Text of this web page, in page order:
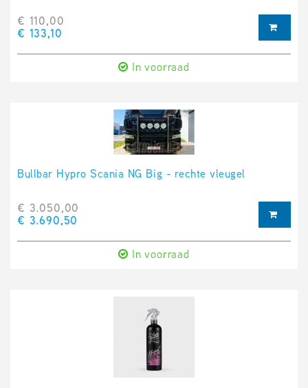
€ 110,00
€ 133,10
In voorraad
Bullbar Hypro Scania NG Big - rechte vleugel
€ 3.050,00
€ 3.690,50
In voorraad